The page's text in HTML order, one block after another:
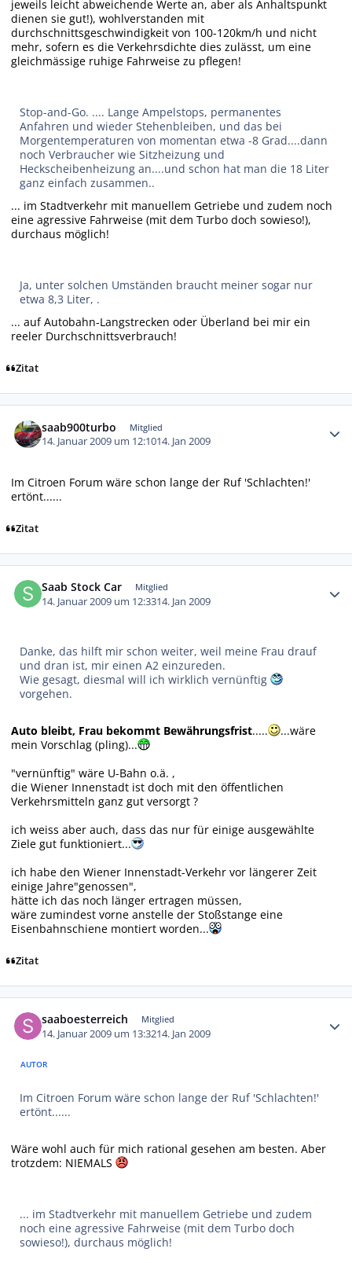
jeweils leicht abweichende Werte an, aber als Anhaltspunkt
dienen sie gut!), wohlverstanden mit
durchschnittsgeschwindigkeit von 100-120km/h und nicht
mehr, sofern es die Verkehrsdichte dies zulässt, um eine
gleichmässige ruhige Fahrweise zu pflegen!
Stop-and-Go. .... Lange Ampelstops, permanentes
Anfahren und wieder Stehenbleiben, und das bei
Morgentemperaturen von momentan etwa -8 Grad....dann
noch Verbraucher wie Sitzheizung und
Heckscheibenheizung an....und schon hat man die 18 Liter
ganz einfach zusammen..
... im Stadtverkehr mit manuellem Getriebe und zudem noch
eine agressive Fahrweise (mit dem Turbo doch sowieso!),
durchaus möglich!
Ja, unter solchen Umständen braucht meiner sogar nur
etwa 8,3 Liter, .
... auf Autobahn-Langstrecken oder Überland bei mir ein
reeler Durchschnittsverbrauch!
Zitat
saab900turbo Mitglied
14. Januar 2009 um 12:1014. Jan 2009
Im Citroen Forum wäre schon lange der Ruf 'Schlachten!'
ertönt......
Zitat
Saab Stock Car Mitglied
14. Januar 2009 um 12:3314. Jan 2009
Danke, das hilft mir schon weiter, weil meine Frau drauf
und dran ist, mir einen A2 einzureden.
Wie gesagt, diesmal will ich wirklich vernünftig
vorgehen.
Auto bleibt, Frau bekommt Bewährungsfrist.....
...wäre
mein Vorschlag (pling)...
"vernünftig" wäre U-Bahn o.ä. ,
die Wiener Innenstadt ist doch mit den öffentlichen
Verkehrsmitteln ganz gut versorgt ?
ich weiss aber auch, dass das nur für einige ausgewählte
Ziele gut funktioniert...
ich habe den Wiener Innenstadt-Verkehr vor längerer Zeit
einige Jahre"genossen",
hätte ich das noch länger ertragen müssen,
wäre zumindest vorne anstelle der Stoßstange eine
Eisenbahnschiene montiert worden...
Zitat
saaboesterreich Mitglied
14. Januar 2009 um 13:3214. Jan 2009
AUTOR
Im Citroen Forum wäre schon lange der Ruf 'Schlachten!'
ertönt......
Wäre wohl auch für mich rational gesehen am besten. Aber
trotzdem: NIEMALS
... im Stadtverkehr mit manuellem Getriebe und zudem
noch eine agressive Fahrweise (mit dem Turbo doch
sowieso!), durchaus möglich!